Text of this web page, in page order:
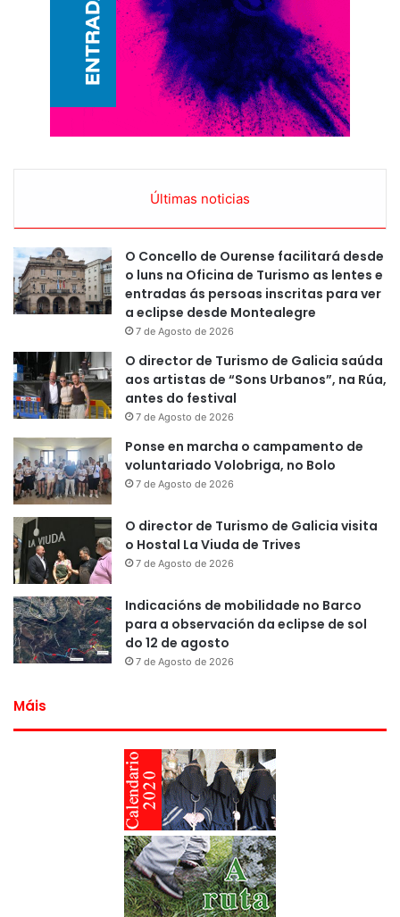
Últimas noticias
O Concello de Ourense facilitará desde
o luns na Oficina de Turismo as lentes e
entradas ás persoas inscritas para ver
a eclipse desde Montealegre
7 de Agosto de 2026
O director de Turismo de Galicia saúda
aos artistas de “Sons Urbanos”, na Rúa,
antes do festival
7 de Agosto de 2026
Ponse en marcha o campamento de
voluntariado Volobriga, no Bolo
7 de Agosto de 2026
O director de Turismo de Galicia visita
o Hostal La Viuda de Trives
7 de Agosto de 2026
Indicacións de mobilidade no Barco
para a observación da eclipse de sol
do 12 de agosto
7 de Agosto de 2026
Máis